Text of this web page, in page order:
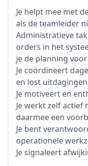
Je helpt mee met
als de teamleider
Administratieve
orders in het
je de planning
Je coördineert
en lost
Je motiveert en
Je werkt zelf actief
daarmee een
Je bent
operationele
Je signaleert